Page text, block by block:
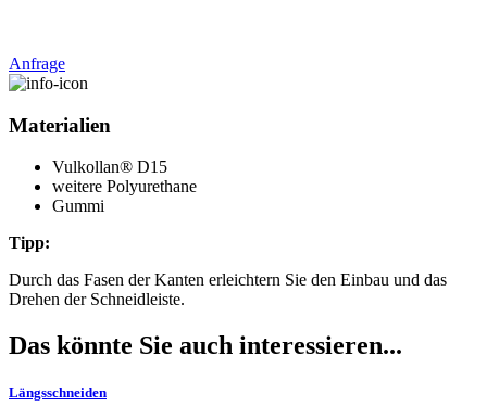
Anfrage
Materialien
Vulkollan® D15
weitere Polyurethane
Gummi
Tipp:
Durch das Fasen der Kanten erleichtern Sie den Einbau und das
Drehen der Schneidleiste.
Das könnte Sie auch interessieren...
Längsschneiden